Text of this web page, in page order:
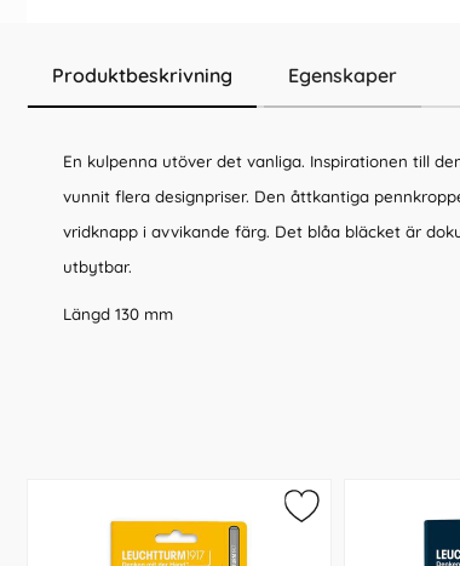
Produktbeskrivning Egenskaper
En kulpenna utöver det vanliga. Inspirationen till
vunnit flera designpriser. Den åttkantiga
vridknapp i avvikande färg. Det blåa bläcket är
utbytbar.
Längd 130 mm